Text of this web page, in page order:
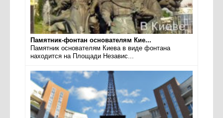
Памятник-фонтан основателям Кие...
Памятник основателям Киева в виде фонтана
находится на Площади Независ...